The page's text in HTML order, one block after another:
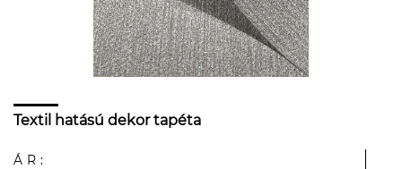
Textil hatású dekor tapéta
ÁR: